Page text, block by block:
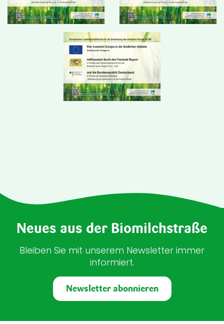
Neues aus der Biomilchstraße
Bleiben Sie mit unserem Newsletter immer
informiert.
Newsletter abonnieren